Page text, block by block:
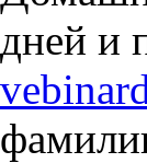
дней и